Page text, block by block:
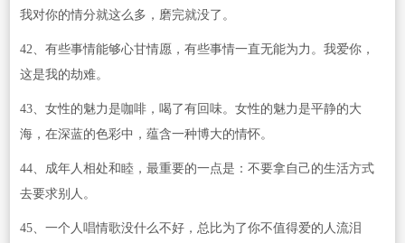
我对你的情分就这么多，磨完就没了。
42、有些事情能够心甘情愿，有些事情一直无能为力。我爱你，
这是我的劫难。
43、女性的魅力是咖啡，喝了有回味。女性的魅力是平静的大
海，在深蓝的色彩中，蕴含一种博大的情怀。
44、成年人相处和睦，最重要的一点是：不要拿自己的生活方式
去要求别人。
45、一个人唱情歌没什么不好，总比为了你不值得爱的人流泪